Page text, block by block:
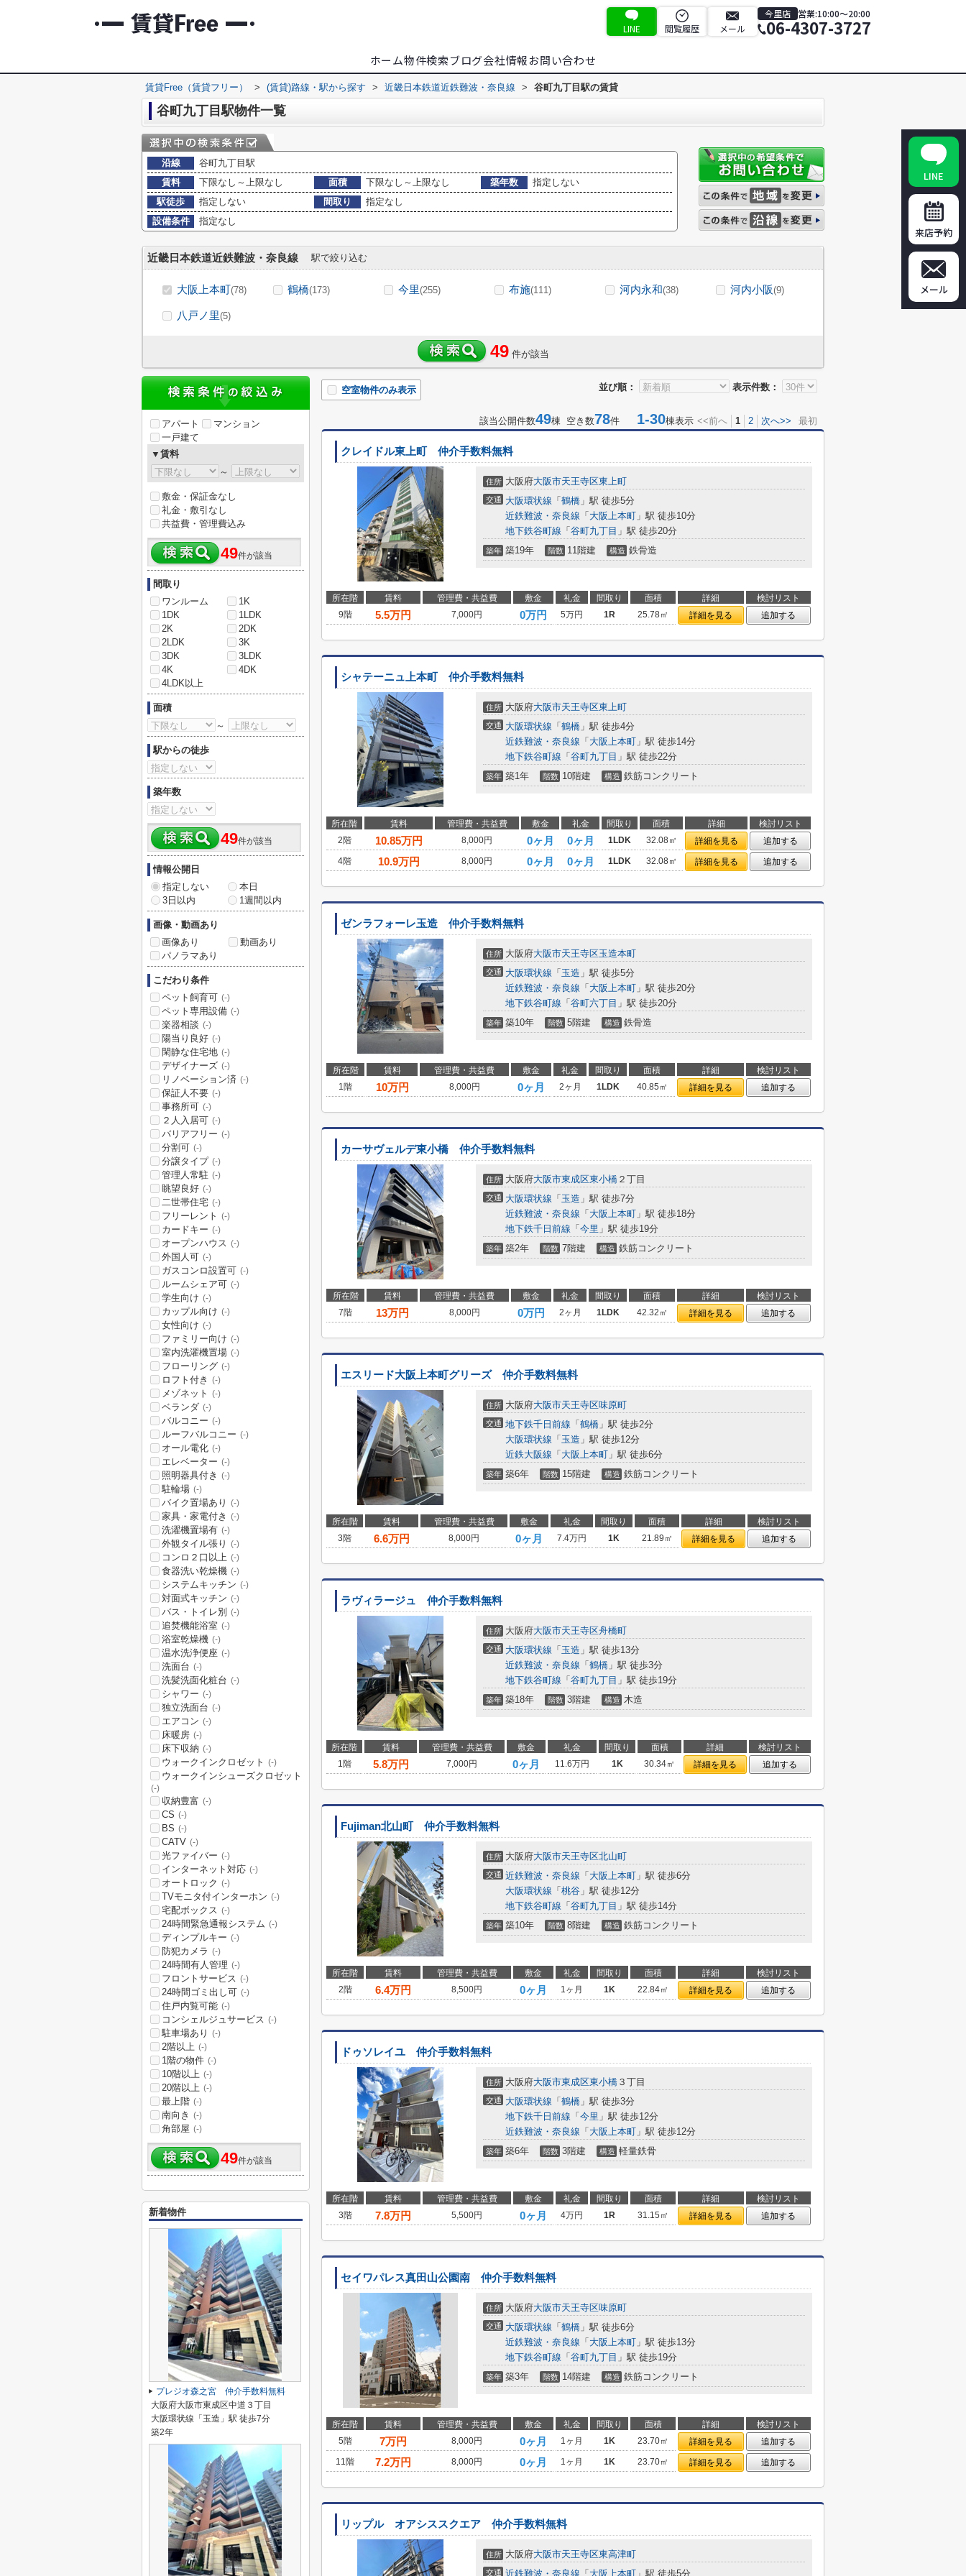
LINE 閲覧履歴 メール
今里店 営業:10:00～20:00
06-4307-3727
ホーム物件検索ブログ会社情報お問い合わせ
賃貸Free（賃貸フリー） > (賃貸)路線・駅から探す > 近畿日本鉄道近鉄難波・奈良線 > 谷町九丁目駅の賃貸
谷町九丁目駅物件一覧
沿線
谷町九丁目駅
賃料
下限なし～上限なし 面積 下限なし～上限なし 築年数
指定しない
駅徒歩
指定しない 間取り
指定なし
設備条件
指定なし
近畿日本鉄道近鉄難波・奈良線 駅で絞り込む
大阪上本町(78) 鶴橋(173) 今里(255) 布施(111) 河内永和(38) 河内小阪(9)
八戸ノ里(5)
49 件が該当
並び順： 表示件数：
空室物件のみ表示
該当公開件数49棟 空き数78件 1-30棟表示 <<前へ 1 2 次へ>> 最初
クレイドル東上町 仲介手数料無料
住所 大阪府大阪市天王寺区東上町
交通 大阪環状線 「 鶴橋 」駅 徒歩5分
近鉄難波・奈良線 「 大阪上本町 」駅 徒歩10分
地下鉄谷町線 「 谷町九丁目 」駅 徒歩20分
築年 築19年 階数 11階建 構造 鉄骨造
所在階 賃料 管理費・共益費 敷金 礼金 間取り 面積 詳細
検討リスト
9階
5.5万円 7,000円 0万円 5万円 1R 25.78㎡ 詳細を見る 追加する
シャテーニュ上本町 仲介手数料無料
住所 大阪府大阪市天王寺区東上町
交通 大阪環状線 「 鶴橋 」駅 徒歩4分
近鉄難波・奈良線 「 大阪上本町 」駅 徒歩14分
地下鉄谷町線 「 谷町九丁目 」駅 徒歩22分
築年 築1年 階数 10階建 構造 鉄筋コンクリート
所在階 賃料 管理費・共益費 敷金 礼金 間取り 面積 詳細
検討リスト
2階
10.85万円 8,000円 0ヶ月 0ヶ月 1LDK 32.08㎡ 詳細を見る
追加する
4階
10.9万円 8,000円 0ヶ月 0ヶ月 1LDK 32.08㎡ 詳細を見る 追加する
ゼンラフォーレ玉造 仲介手数料無料
住所 大阪府大阪市天王寺区玉造本町
交通 大阪環状線 「 玉造 」駅 徒歩5分
近鉄難波・奈良線 「 大阪上本町 」駅 徒歩20分
地下鉄谷町線 「 谷町六丁目 」駅 徒歩20分
築年 築10年 階数 5階建 構造 鉄骨造
所在階 賃料 管理費・共益費 敷金 礼金 間取り 面積 詳細
検討リスト
1階
10万円 8,000円 0ヶ月 2ヶ月 1LDK 40.85㎡ 詳細を見る 追加する
カーサヴェルデ東小橋 仲介手数料無料
住所 大阪府大阪市東成区東小橋 ２丁目
交通 大阪環状線 「 玉造 」駅 徒歩7分
近鉄難波・奈良線 「 大阪上本町 」駅 徒歩18分
地下鉄千日前線 「 今里 」駅 徒歩19分
築年 築2年 階数 7階建 構造 鉄筋コンクリート
所在階 賃料 管理費・共益費 敷金 礼金 間取り 面積 詳細
検討リスト
7階
13万円 8,000円 0万円 2ヶ月 1LDK 42.32㎡ 詳細を見る 追加する
エスリード大阪上本町グリーズ 仲介手数料無料
住所 大阪府大阪市天王寺区味原町
交通 地下鉄千日前線 「 鶴橋 」駅 徒歩2分
大阪環状線 「 玉造 」駅 徒歩12分
近鉄大阪線 「 大阪上本町 」駅 徒歩6分
築年 築6年 階数 15階建 構造 鉄筋コンクリート
所在階 賃料 管理費・共益費 敷金 礼金 間取り 面積 詳細
検討リスト
3階
6.6万円 8,000円 0ヶ月 7.4万円 1K 21.89㎡ 詳細を見る 追加する
ラヴィラージュ 仲介手数料無料
住所 大阪府大阪市天王寺区舟橋町
交通 大阪環状線 「 玉造 」駅 徒歩13分
近鉄難波・奈良線 「 鶴橋 」駅 徒歩3分
地下鉄谷町線 「 谷町九丁目 」駅 徒歩19分
築年 築18年 階数 3階建 構造 木造
所在階 賃料 管理費・共益費 敷金 礼金 間取り 面積 詳細
検討リスト
1階
5.8万円 7,000円 0ヶ月 11.6万円 1K 30.34㎡ 詳細を見る 追加する
Fujiman北山町 仲介手数料無料
住所 大阪府大阪市天王寺区北山町
交通 近鉄難波・奈良線 「 大阪上本町 」駅 徒歩6分
大阪環状線 「 桃谷 」駅 徒歩12分
地下鉄谷町線 「 谷町九丁目 」駅 徒歩14分
築年 築10年 階数 8階建 構造 鉄筋コンクリート
所在階 賃料 管理費・共益費 敷金 礼金 間取り 面積 詳細
検討リスト
2階
6.4万円 8,500円 0ヶ月 1ヶ月 1K 22.84㎡ 詳細を見る 追加する
ドゥソレイユ 仲介手数料無料
住所 大阪府大阪市東成区東小橋 ３丁目
交通 大阪環状線 「 鶴橋 」駅 徒歩3分
地下鉄千日前線 「 今里 」駅 徒歩12分
近鉄難波・奈良線 「 大阪上本町 」駅 徒歩12分
築年 築6年 階数 3階建 構造 軽量鉄骨
所在階 賃料 管理費・共益費 敷金 礼金 間取り 面積 詳細
検討リスト
3階
7.8万円 5,500円 0ヶ月 4万円 1R 31.15㎡ 詳細を見る 追加する
セイワパレス真田山公園南 仲介手数料無料
住所 大阪府大阪市天王寺区味原町
交通 大阪環状線 「 鶴橋 」駅 徒歩6分
近鉄難波・奈良線 「 大阪上本町 」駅 徒歩13分
地下鉄谷町線 「 谷町九丁目 」駅 徒歩19分
築年 築3年 階数 14階建 構造 鉄筋コンクリート
所在階 賃料 管理費・共益費 敷金 礼金 間取り 面積 詳細
検討リスト
5階
7万円 8,000円 0ヶ月 1ヶ月 1K 23.70㎡ 詳細を見る
追加する
11階
7.2万円 8,000円 0ヶ月 1ヶ月 1K 23.70㎡ 詳細を見る 追加する
リップル オアシススクエア 仲介手数料無料
住所 大阪府大阪市天王寺区東高津町
交通 近鉄難波・奈良線 「 大阪上本町 」駅 徒歩5分
アパート
マンション
一戸建て
▼賃料
～
敷金・保証金なし
礼金・敷引なし
共益費・管理費込み
49件が該当
間取り
ワンルーム
1K
1DK
1LDK
2K
2DK
2LDK
3K
3DK
3LDK
4K
4DK
4LDK以上
面積
～
駅からの徒歩
築年数
49件が該当
情報公開日
指定しない
本日
3日以内
1週間以内
画像・動画あり
画像あり
動画あり
パノラマあり
こだわり条件
ペット飼育可 (-)
ペット専用設備 (-)
楽器相談 (-)
陽当り良好 (-)
閑静な住宅地 (-)
デザイナーズ (-)
リノベーション済 (-)
保証人不要 (-)
事務所可 (-)
２人入居可 (-)
バリアフリー (-)
分割可 (-)
分譲タイプ (-)
管理人常駐 (-)
眺望良好 (-)
二世帯住宅 (-)
フリーレント (-)
カードキー (-)
オープンハウス (-)
外国人可 (-)
ガスコンロ設置可 (-)
ルームシェア可 (-)
学生向け (-)
カップル向け (-)
女性向け (-)
ファミリー向け (-)
室内洗濯機置場 (-)
フローリング (-)
ロフト付き (-)
メゾネット (-)
ベランダ (-)
バルコニー (-)
ルーフバルコニー (-)
オール電化 (-)
エレベーター (-)
照明器具付き (-)
駐輪場 (-)
バイク置場あり (-)
家具・家電付き (-)
洗濯機置場有 (-)
外観タイル張り (-)
コンロ２口以上 (-)
食器洗い乾燥機 (-)
システムキッチン (-)
対面式キッチン (-)
バス・トイレ別 (-)
追焚機能浴室 (-)
浴室乾燥機 (-)
温水洗浄便座 (-)
洗面台 (-)
洗髪洗面化粧台 (-)
シャワー (-)
独立洗面台 (-)
エアコン (-)
床暖房 (-)
床下収納 (-)
ウォークインクロゼット (-)
ウォークインシューズクロゼット
(-)
収納豊富 (-)
CS (-)
BS (-)
CATV (-)
光ファイバー (-)
インターネット対応 (-)
オートロック (-)
TVモニタ付インターホン (-)
宅配ボックス (-)
24時間緊急通報システム (-)
ディンプルキー (-)
防犯カメラ (-)
24時間有人管理 (-)
フロントサービス (-)
24時間ゴミ出し可 (-)
住戸内覧可能 (-)
コンシェルジュサービス (-)
駐車場あり (-)
2階以上 (-)
1階の物件 (-)
10階以上 (-)
20階以上 (-)
最上階 (-)
南向き (-)
角部屋 (-)
49件が該当
新着物件
プレジオ森之宮 仲介手数料無料
大阪府大阪市東成区中道３丁目
大阪環状線「玉造」駅 徒歩7分
築2年
LINE
来店予約
メール